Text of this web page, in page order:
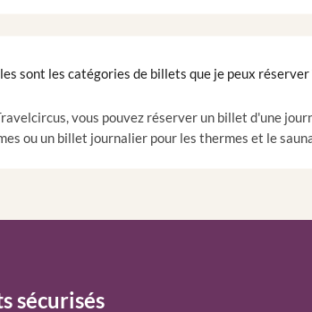
sont les catégories de billets que je peux réserver
vous pouvez réserver un billet d'une
ou un billet journalier pour les thermes et le
sécurisés